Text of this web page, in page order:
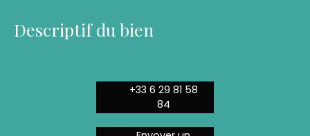
Descriptif du bien
+33 6 29 81 58
84